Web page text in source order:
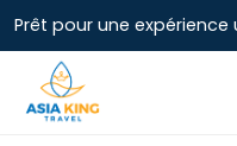
Prêt pour une expérience